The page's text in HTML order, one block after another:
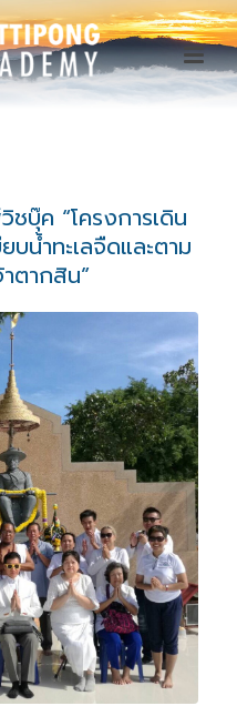
บุ๊ค “โครงการเดิน
น้ำทะเลจืดและตาม
ตากสิน”